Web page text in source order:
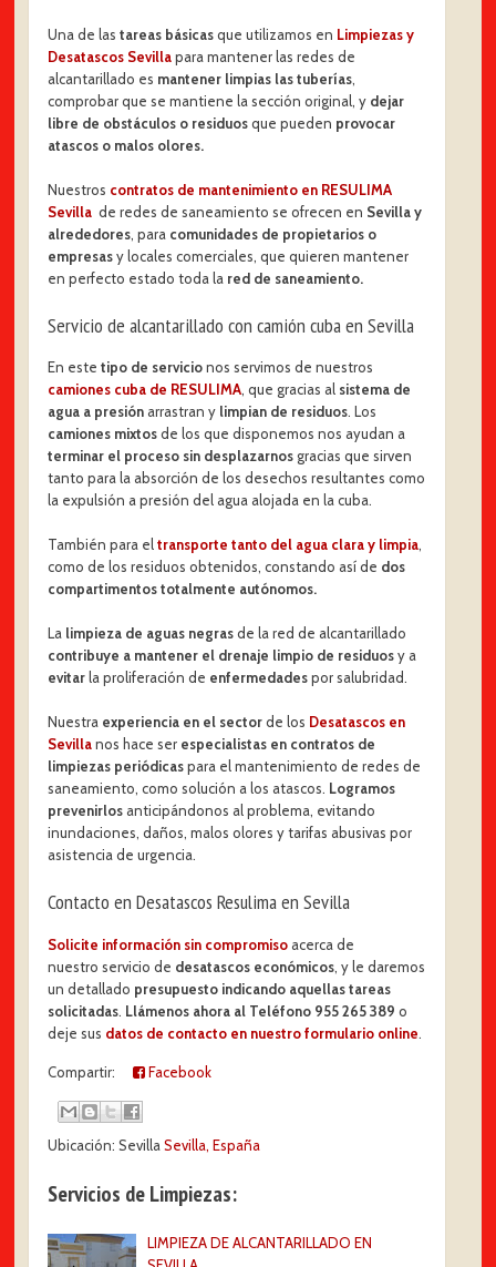
Una de las tareas básicasque utilizamos en Limpiezas y
Desatascos Sevillapara mantener las redes de
alcantarillado es mantener limpias las tuberías,
comprobar que se mantiene la sección original, y dejar
libre de obstáculos o residuosque pueden provocar
atascos o malos olores.
Nuestros contratos de mantenimiento en RESULIMA
Sevilla de redes de saneamiento se ofrecen en Sevilla y
alrededores, para comunidades de propietarios o
empresasy locales comerciales, que quieren mantener
en perfecto estado toda la red de saneamiento.
Servicio de alcantarillado con camión cuba en Sevilla
En estetipo de servicionos servimos de nuestros
camiones cuba de RESULIMA, que gracias al sistema de
agua a presión arrastran y limpian de residuos. Los
camiones mixtosde los que disponemos nos ayudan a
terminar el proceso sin desplazarnosgracias que sirven
tanto para la absorción de los desechos resultantes como
la expulsión a presión del agua alojada en la cuba.
También para eltransporte tanto del agua clara y limpia,
como de los residuos obtenidos, constando así de dos
compartimentos totalmente autónomos.
La limpieza de aguas negrasde la red de alcantarillado
contribuye a mantener el drenaje limpio de residuosy a
evitarla proliferación de enfermedadespor salubridad.
Nuestra experiencia en el sectorde los Desatascos en
Sevillanos hace ser especialistas en contratos de
limpiezas periódicaspara el mantenimiento de redes de
saneamiento, como solución a los atascos. Logramos
prevenirlos anticipándonos al problema, evitando
inundaciones, daños, malos olores y tarifas abusivas por
asistencia de urgencia.
Contacto en Desatascos Resulima en Sevilla
Solicite información sin compromiso acerca de
nuestro servicio de desatascos económicos, y le daremos
un detallado presupuesto indicando aquellas tareas
solicitadas. Llámenos ahora al Teléfono 955 265 389o
deje sus datos de contacto en nuestro formulario online.
Compartir: Facebook
Ubicación: SevillaSevilla, España
Servicios de Limpiezas:
LIMPIEZA DE ALCANTARILLADO EN